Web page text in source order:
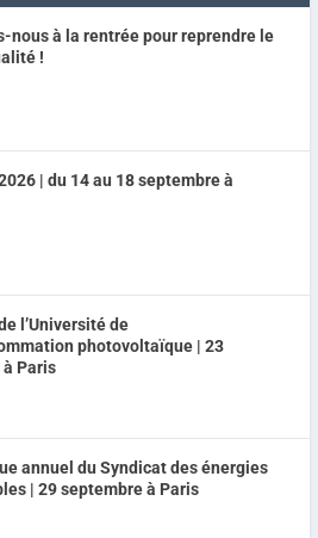
nous à la rentrée pour reprendre le
!
| du 14 au 18 septembre à
l’Université de
photovoltaïque | 23
Paris
annuel du Syndicat des énergies
| 29 septembre à Paris